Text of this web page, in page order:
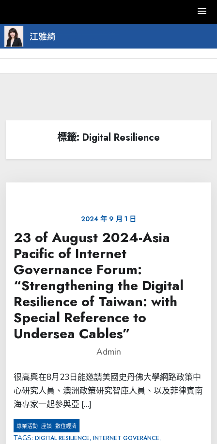
Skip
to
content
標籤: Digital Resilience
2024 年 9 月 1 日
23 of August 2024-Asia
Pacific of Internet
Governance Forum:
“Strengthening the Digital
Resilience of Taiwan: with
Special Reference to
Undersea Cables”
Admin
很高興在8月23日能邀請美國史丹佛大學網路政策中
心研究人員、澳洲政策研究智庫人員、以及菲律賓南
海專家一起參與亞 […]
專業活動 座談 數位經濟
TAGS: DIGITAL RESILIENCE, INTERNET GOVERANCE,